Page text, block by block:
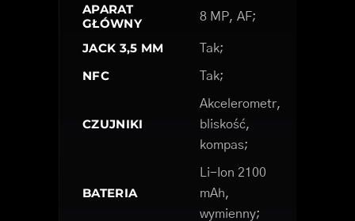
APARAT
GŁÓWNY
8 MP, AF;
JACK 3,5 MM Tak;
NFC Tak;
CZUJNIKI
Akcelerometr,
bliskość,
kompas;
BATERIA
Li-Ion 2100
mAh,
wymienny;